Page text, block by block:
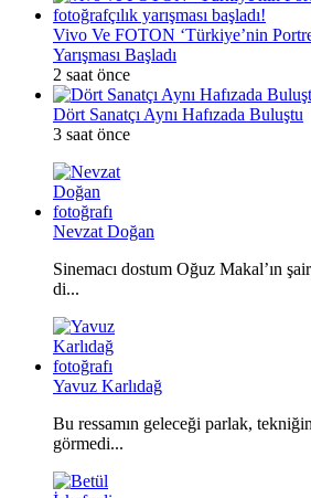
Vivo Ve FOTON ‘Türkiye’nin
Yarışması Başladı
2 saat önce
Dört Sanatçı Aynı Hafızada Buluştu
3 saat önce
Nevzat Doğan
Sinemacı dostum Oğuz Makal’ın
di...
Yavuz Karlıdağ
Bu ressamın geleceği parlak,
görmedi...